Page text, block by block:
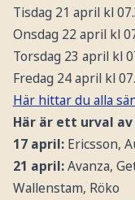
Tisdag 21 april kl
Onsdag 22 april kl
Torsdag 23 april kl
Fredag 24 april kl
Här hittar du alla
Här är ett urval
17 april:Ericsson,
21 april:Avanza,
Wallenstam, Röko